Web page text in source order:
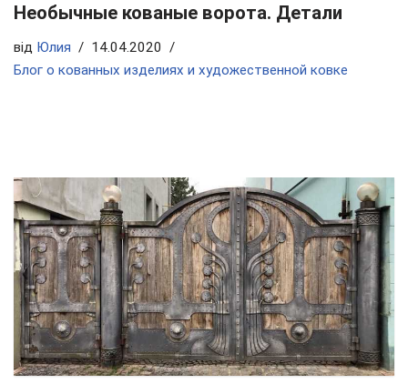
Необычные кованые ворота. Детали
від Юлия
14.04.2020
Блог о кованных изделиях и художественной ковке